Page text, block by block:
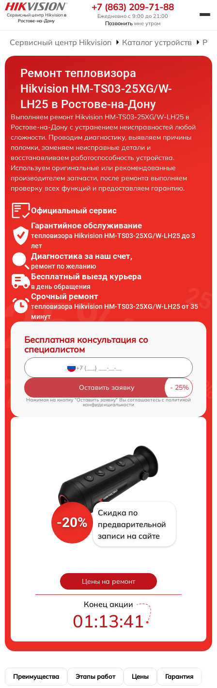
Сервисный центр Hikvisionв
Ростове-на-Дону
+7 (863) 209-71-88
Ежедневно с 9:00 до 21:00
Позвонить мне утром
Сервисный центр Hikvision Каталог устройств
Ремонт тепловизора
Hikvision HM-TS03-25XG/W-
LH25 в Ростове-на-Дону
Выполняем ремонт Hikvision HM-TS03-25XG/W-LH25 в
Ростове-на-Дону с устранением неисправностей любой
сложности. Проводим диагностику, выявляем причины
поломки, заменяем неисправные детали и
восстанавливаем работоспособность устройства.
Используем оригинальные или рекомендованные
производителем запчасти, после ремонта выполняем
проверку всех функций и предоставляем гарантию.
Официальный сервис
Гарантийное обслуживание
тепловизора Hikvision HM-TS03-25XG/W-LH25 до 3
лет
Диагностика за наш счет,
ремонт по желанию
Бесплатный выезд курьера
в день обращения
Срочный ремонт
тепловизора Hikvision HM-TS03-25XG/W-LH25 от 35
минут
Бесплатная консультация со
специалистом
Оставить заявку
Нажимая на кнопку "Оставить заявку" Вы соглашаетесь cполитикой
конфиденциальности
-20%
Скидка по
предварительной
записи на сайте
Цены на ремонт
Конец акции
01:13:40
Преимущества Этапы работ Цены Гарантия